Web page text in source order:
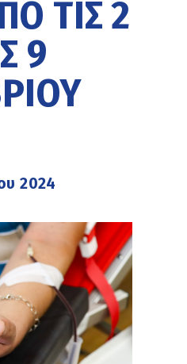
ΤΙΣ 2
9
2024